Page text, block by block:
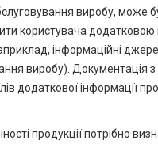
виробу, може
користувача
інформаційні
виробу). Документація
додаткової інформації
продукції потрібно